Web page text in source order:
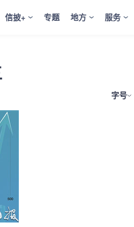
信披+ 专题 地方 服务
字号